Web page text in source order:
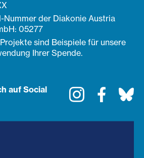
Nummer der Diakonie Austria
05277
sind Beispiele für unsere
Ihrer Spende.
auf Social
Instagram